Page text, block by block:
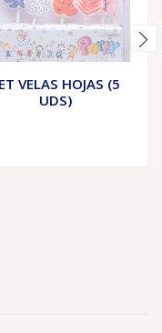
VELAS HOJAS (5
UDS)